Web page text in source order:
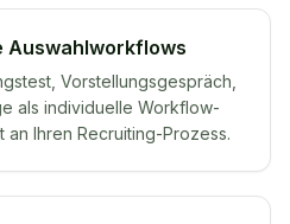
Auswahlworkflows
Vorstellungsgespräch,
als individuelle Workflow-
an Ihren Recruiting-Prozess.